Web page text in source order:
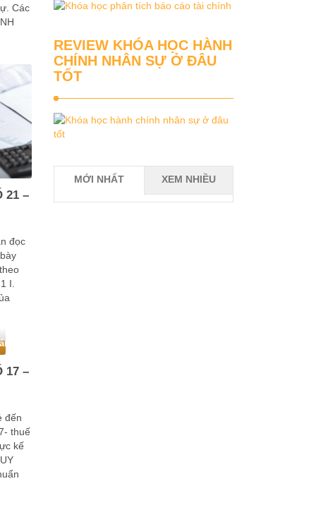
Các
21 –
đọc
I.
…
17 –
đến
thuế
kế
REVIEW KHÓA HỌC HÀNH
CHÍNH NHÂN SỰ Ở ĐÂU
TỐT
MỚI NHẤT XEM NHIỀU